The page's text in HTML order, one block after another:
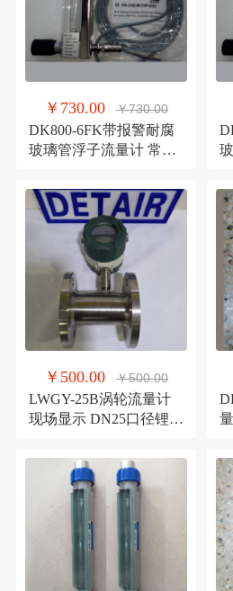
￥730.00 ￥730.00
DK800-6FK带报警耐腐
玻璃管浮子流量计 常州
￥500.00 ￥500.00
LWGY-25B涡轮流量计
现场显示 DN25口径锂电